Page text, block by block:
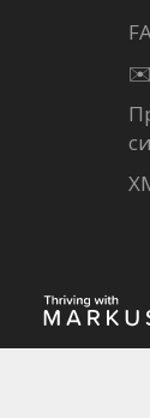
✉️